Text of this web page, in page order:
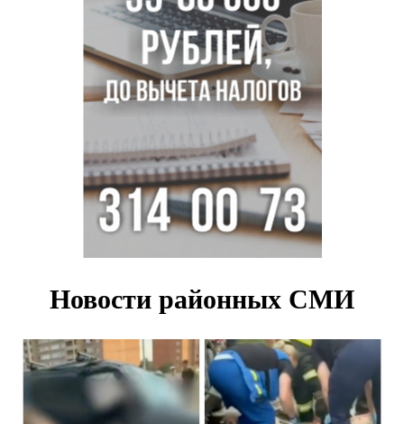
Подрядчика для ремонта подпорной стены на
Ипподромской ищут в Новосибирске